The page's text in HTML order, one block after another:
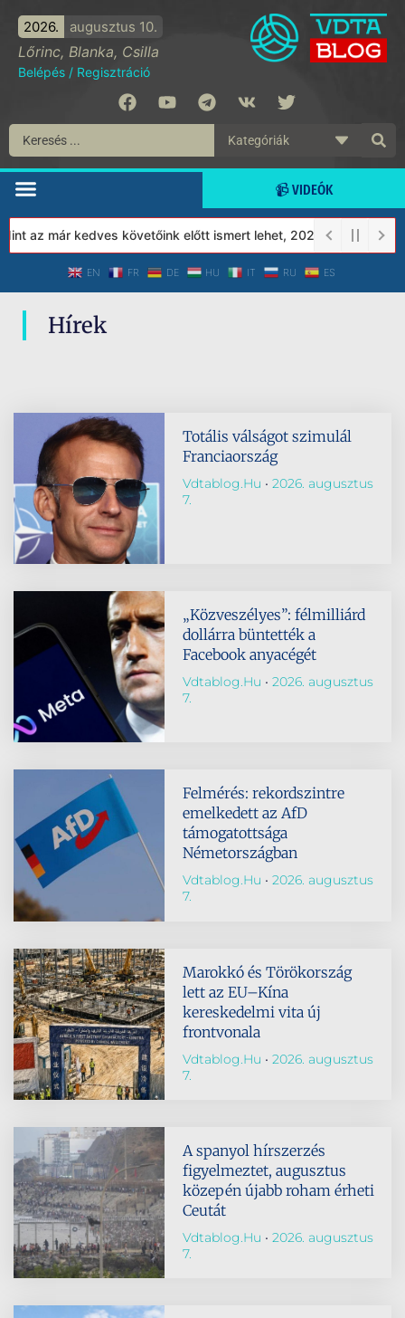
2026. augusztus 10.
Lőrinc, Blanka, Csilla
Belépés / Regisztráció
📹 VIDEÓK
az már kedves követőink előtt ismert lehet, 2023-tól a Védett
EN FR DE HU IT RU ES
Hírek
Totális válságot szimulál
Franciaország
Vdtablog.hu
2026. augusztus
7.
„Közveszélyes”: félmilliárd
dollárra büntették a
Facebook anyacégét
Vdtablog.hu
2026. augusztus
7.
Felmérés: rekordszintre
emelkedett az AfD
támogatottsága
Németországban
Vdtablog.hu
2026. augusztus
7.
Marokkó és Törökország
lett az EU–Kína
kereskedelmi vita új
frontvonala
Vdtablog.hu
2026. augusztus
7.
A spanyol hírszerzés
figyelmeztet, augusztus
közepén újabb roham érheti
Ceutát
Vdtablog.hu
2026. augusztus
7.